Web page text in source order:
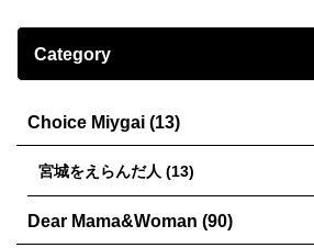
Category
Choice Miygai (13)
宮城をえらんだ人 (13)
Dear Mama&Woman (90)